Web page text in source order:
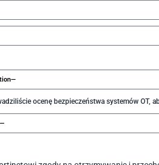
ocenę bezpieczeństwa systemów OT,